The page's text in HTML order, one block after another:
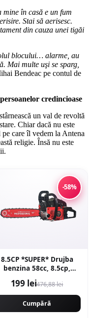
mine în casă e un fum
Stai să aerisesc.
din cauza unei tigăi
blocului… alarme, au
Mai multe uşi se sparg,
Bendeac pe contul de
credincioase
un val de revoltă
Chiar dacă nu este
care îl vedem la Antena
religie. Însă nu este
-58%
8.5CP *SUPER* Drujba
benzina 58cc, 8.5cp,
PROFESIONALL
EasyStart New
Generation CMP1312R
199 lei476,88 lei
Cumpără